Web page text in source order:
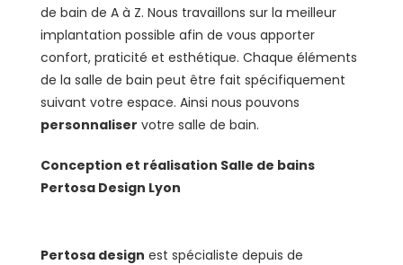
de bain de A à Z. Nous travaillons sur la meilleur
implantation possible afin de vous apporter
confort, praticité et esthétique. Chaque éléments
de la salle de bain peut être fait spécifiquement
suivant votre espace. Ainsi nous pouvons
personnaliser votre salle de bain.
Conception et réalisation Salle de bains
Pertosa Design Lyon
Pertosa design est spécialiste depuis de